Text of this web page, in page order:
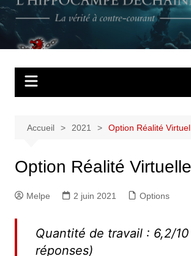
Aller
au
contenu
La vérité à contre courant
Accueil 2021 Option Réalité
Option Réalité
Melpe 2 juin 2021 Options
Quantité de travail : 6,2/10
réponses)